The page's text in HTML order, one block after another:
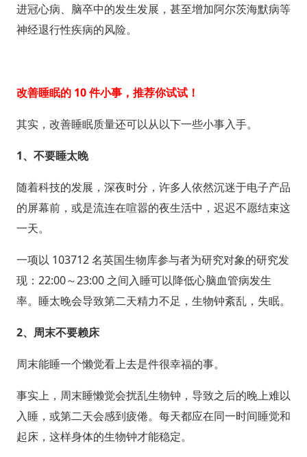
进冠心病、脑卒中的发生发展，甚至增加阿尔茨海默病等
神经退行性疾病的风险。
改善睡眠的 10 件小事， 推荐你试试！
其实，改善睡眠质量还可以从以下一些小事入手。
1、 不要睡太晚
随着科技的发展，深夜时分，许多人依然沉迷于电子产品
的屏幕前，或是流连在喧嚣的夜生活中，迟迟不愿结束这
一天。
一项以 103712 名英国生物库参与者为研究对象的研究发
现：22:00～23:00 之间入睡可以降低心脑血管病发生
率。睡太晚会导致第二天精力不足，生物钟紊乱，失眠。
2、 周末不要赖床
周末能睡一个懒觉看上去是件很幸福的事。
事实上，周末睡懒觉会扰乱生物钟，导致之后的晚上难以
入睡，或第二天会感到疲倦。每天都应在同一时间睡觉和
起床，这样身体的生物钟才能稳定。